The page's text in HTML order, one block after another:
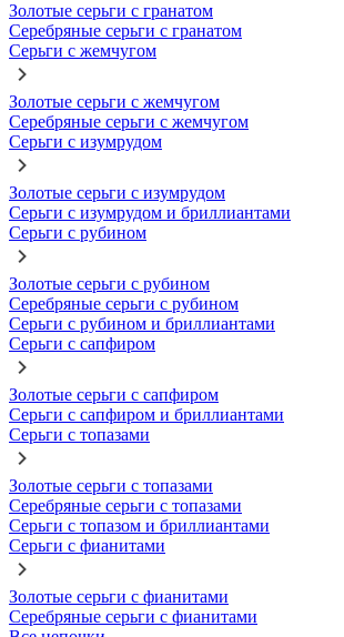
Золотые серьги с гранатом
Серебряные серьги с гранатом
Серьги с жемчугом
Золотые серьги с жемчугом
Серебряные серьги с жемчугом
Серьги с изумрудом
Золотые серьги с изумрудом
Серьги с изумрудом и бриллиантами
Серьги с рубином
Золотые серьги с рубином
Серебряные серьги с рубином
Серьги с рубином и бриллиантами
Серьги с сапфиром
Золотые серьги с сапфиром
Серьги с сапфиром и бриллиантами
Серьги с топазами
Золотые серьги с топазами
Серебряные серьги с топазами
Серьги с топазом и бриллиантами
Серьги с фианитами
Золотые серьги с фианитами
Серебряные серьги с фианитами